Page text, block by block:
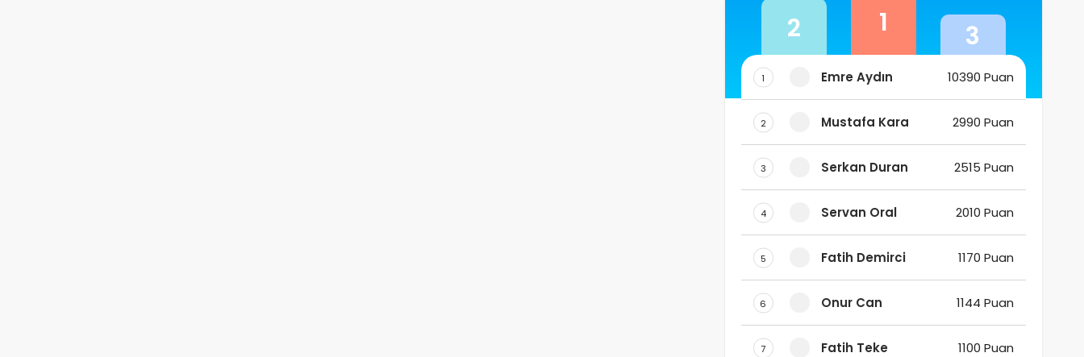
1
2 3
1 Emre Aydın 10390 Puan
2 Mustafa Kara 2990 Puan
3 Serkan Duran 2515 Puan
4 Servan Oral 2010 Puan
5 Fatih Demirci 1170 Puan
6 Onur Can 1144 Puan
7 Fatih Teke 1100 Puan